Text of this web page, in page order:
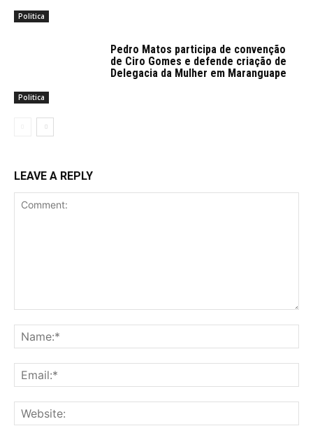
Politica
Politica
Pedro Matos participa de convenção
de Ciro Gomes e defende criação de
Delegacia da Mulher em Maranguape
LEAVE A REPLY